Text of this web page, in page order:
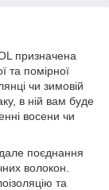
призначена
та помірної
чи зимовій
в ній вам буде
восени чи
поєднання
волокон.
та